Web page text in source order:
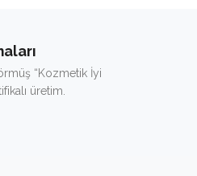
“Kozmetik İyi
üretim.